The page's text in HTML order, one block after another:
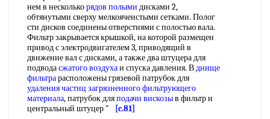
нем в несколькорядов полыми дисками 2,
обтянутыми сверху мелкоячеистыми сетками. Полог
сти дисков соединены отверстиями с полостью вала.
Фильтр закрывается крышкой, на которой размещен
привод с электродвигателем 3, приводящий в
движение вал с дисками, а также два штуцера для
подводасжатого воздухаи спуска давления. Вднище
фильтрарасположены грязевой патрубок для
удаления частиц загрязненного фильтрующего
материала, патрубок дляподачи вискозыв фильтр и
центральный штуцер "
[c.81]